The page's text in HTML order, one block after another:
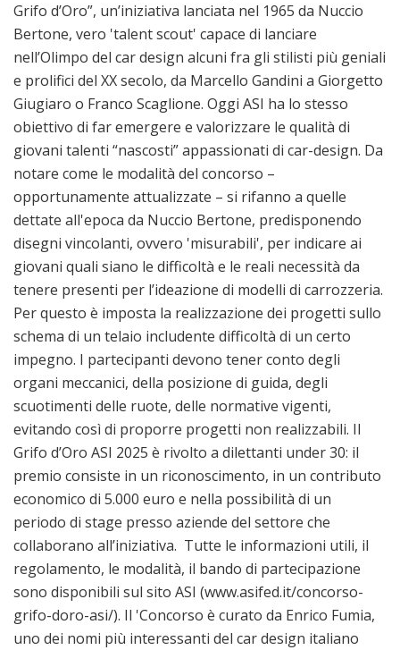
Grifo d’Oro”, un’iniziativa lanciata nel 1965 da Nuccio
Bertone, vero 'talent scout' capace di lanciare
nell’Olimpo del car design alcuni fra gli stilisti più geniali
e prolifici del XX secolo, da Marcello Gandini a Giorgetto
Giugiaro o Franco Scaglione. Oggi ASI ha lo stesso
obiettivo di far emergere e valorizzare le qualità di
giovani talenti “nascosti” appassionati di car-design. Da
notare come le modalità del concorso –
opportunamente attualizzate – si rifanno a quelle
dettate all'epoca da Nuccio Bertone, predisponendo
disegni vincolanti, ovvero 'misurabili', per indicare ai
giovani quali siano le difficoltà e le reali necessità da
tenere presenti per l’ideazione di modelli di carrozzeria.
Per questo è imposta la realizzazione dei progetti sullo
schema di un telaio includente difficoltà di un certo
impegno. I partecipanti devono tener conto degli
organi meccanici, della posizione di guida, degli
scuotimenti delle ruote, delle normative vigenti,
evitando così di proporre progetti non realizzabili. Il
Grifo d’Oro ASI 2025 è rivolto a dilettanti under 30: il
premio consiste in un riconoscimento, in un contributo
economico di 5.000 euro e nella possibilità di un
periodo di stage presso aziende del settore che
collaborano all’iniziativa. Tutte le informazioni utili, il
regolamento, le modalità, il bando di partecipazione
sono disponibili sul sito ASI (www.asifed.it/concorso-
grifo-doro-asi/). Il 'Concorso è curato da Enrico Fumia,
uno dei nomi più interessanti del car design italiano